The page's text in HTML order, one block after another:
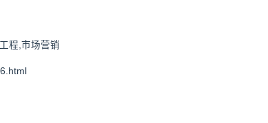
程,市场营销